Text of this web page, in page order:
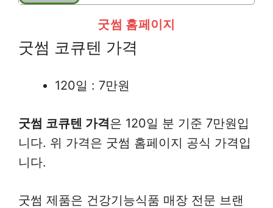
굿썸 홈페이지
굿썸 코큐텐 가격
120일 : 7만원
굿썸 코큐텐 가격은 120일 분 기준 7만원입
니다. 위 가격은 굿썸 홈페이지 공식 가격입
니다.
굿썸 제품은 건강기능식품 매장 전문 브랜